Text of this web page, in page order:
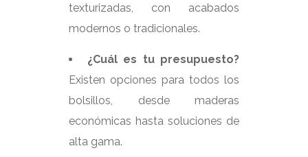
texturizadas, con acabados
modernos o tradicionales.
¿Cuál es tu presupuesto?
Existen opciones para todos los
bolsillos, desde maderas
económicas hasta soluciones de
alta gama.